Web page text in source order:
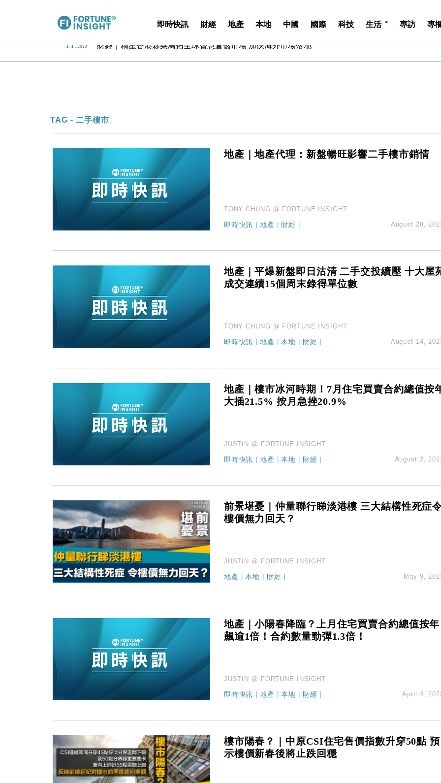
即時快訊 財經 地產 本地 中國 國際 科技 生活 專訪 專
11:30 財經｜精星香港夥菜鳥拓全球智慧倉儲市場 加快海外市場落地
18:15 本地｜新世界K11 9月升級會員制度 增鉑金卡級別鎖定高消費客群
17:40 財經｜本港6月零售額連升14個月 珠寶鐘錶銷售升勢最強
財經｜SHEIN傳最快8月中招股 估值料降至400億美元以下
財經｜精星香港夥菜鳥拓全球智慧倉儲市場 加快海外市場落地
地產｜大酒店中期轉賺2300萬元 斥21億翻新香港及東京半島
國際｜特朗普赴洛杉磯高球場活動前 男子攜槍彈被捕
財經｜香港7月PMI回落至51 企業擴張放慢兼縮減人手
10:57 財經｜美商務部擬擴大金屬關稅範圍 14類產品或加徵25%
16:33 財經｜滙控重啟最多10億美元回購 派息比率目標維持50%
財經｜SHEIN傳最快8月中招股 估值料降至400億美元以下
TAG - 二手樓市
地產｜地產代理：新盤暢旺影響二手樓市銷情
TONY CHUNG @ FORTUNE INSIGHT
即時快訊 |地產 財經 August 28,
地產｜平爆新盤即日沽清 二手交投續壓 十大屋
成交連續15個周末錄得單位數
TONY CHUNG @ FORTUNE INSIGHT
即時快訊 |地產 |本地 財經 August 14,
地產｜樓市冰河時期！7月住宅買賣合約總值按
大插21.5% 按月急挫20.9%
JUSTIN @ FORTUNE INSIGHT
即時快訊 |地產 |本地 財經 August 2,
前景堪憂｜仲量聯行睇淡港樓 三大結構性死症
樓價無力回天？
JUSTIN @ FORTUNE INSIGHT
地產 |本地 財經 May 9,
地產｜小陽春降臨？上月住宅買賣合約總值按年
飆逾1倍！合約數量勁彈1.3倍！
JUSTIN @ FORTUNE INSIGHT
即時快訊 |地產 |本地 | 財經 | April 4,
樓市陽春？｜中原CSI住宅售價指數升穿50點 預
示樓價新春後將止跌回穩